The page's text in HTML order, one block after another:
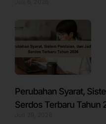
Perubahan Syarat,
Serdos Terbaru Tahun